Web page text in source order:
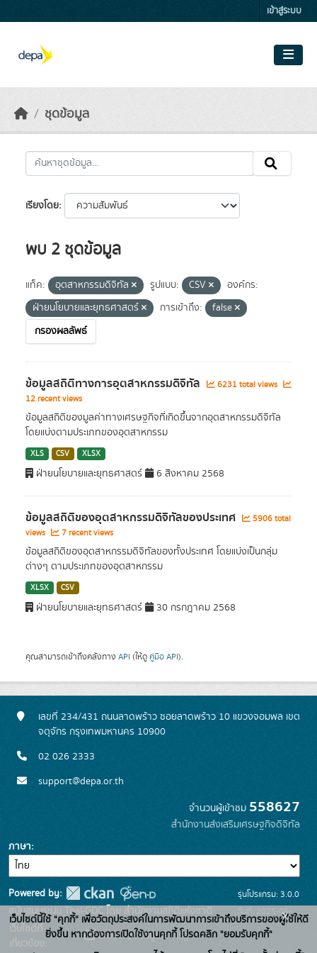
เข้าสู่ระบบ
ชุดข้อมูล
เรียงโดย
พบ 2 ชุดข้อมูล
แท็ค: อุตสาหกรรมดิจิทัล รูปแบบ: CSV
องค์กร:
ฝ่ายนโยบายและยุทธศาสตร์
การเข้าถึง:
false
กรองผลลัพธ์
ข้อมูลสถิติทางการอุตสาหกรรมดิจิทัล
6231 total views
12 recent views
ข้อมูลสถิติของมูลค่าทางเศรษฐกิจที่เกิดขึ้นจากอุตสาหกรรมดิจิทัล
โดยแบ่งตามประเภทของอุตสาหกรรม
XLS CSV XLSX
ฝ่ายนโยบายและยุทธศาสตร์ 6 สิงหาคม 2568
ข้อมูลสถิติของอุตสาหกรรมดิจิทัลของประเทศ
5906 total
views
7 recent views
ข้อมูลสถิติของอุตสาหกรรมดิจิทัลของทั้งประเทศ โดยแบ่งเป็นกลุ่ม
ต่างๆ ตามประเภทของอุตสาหกรรม
XLSX CSV
ฝ่ายนโยบายและยุทธศาสตร์ 30 กรกฎาคม 2568
คุณสามารถเข้าถึงคลังทาง API (ให้ดู คู่มือ API).
เลขที่ 234/431 ถนนลาดพร้าว ซอยลาดพร้าว 10 แขวงจอมพล เขต
จตุจักร กรุงเทพมหานคร 10900
02 026 2333
support@depa.or.th
จำนวนผู้เข้าชม 558627
สำนักงานส่งเสริมเศรษฐกิจดิจิทัล
ภาษา
Powered by:
สนับสนุนระบบ Thai-GDC โดย สำนักงานสถิติแห่งชาติ
เว็บไซต์ที่
เกี่ยวข้อง:
ระบบบัญชีข้อมูลภาครัฐ
รุ่นโปรแกรม: 3.0.0
วันที่: 2025-06-
10
เว็บไซต์นี้ใช้ "คุกกี้" เพื่อวัตถุประสงค์ในการพัฒนาการเข้าถึงบริการของผู้ใช้ให้ดี
ยิ่งขึ้น หากต้องการเปิดใช้งานคุกกี้ โปรดคลิก "ยอมรับคุกกี้"
x